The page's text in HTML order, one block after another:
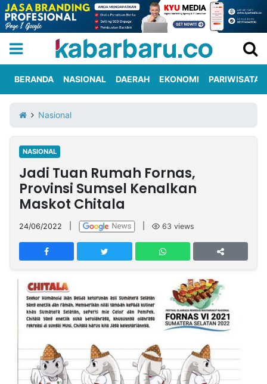
Iklan
Berita
Kami
Nasional
International
Olahraga
Entertainment
Daerah
Pariwisata
Kuliner
Kolom
Network
PT
TREETAN
INDONESIA
Partner
Insight
NTB
Suara
Time
Lens
IDN
Daily
Jogja
Jalan
Rakyat
Idealita
News
Kita
Notice
Dinamikapost.com
Radar
Baru
Seedbacklink
BERANDA NASIONAL DAERAH EKONOMI PARIWISATA
Nasional
NASIONAL
Jadi Tuan Rumah Fornas,
Provinsi Sumsel Kenalkan
Maskot Chitala
24/06/2022 63 views